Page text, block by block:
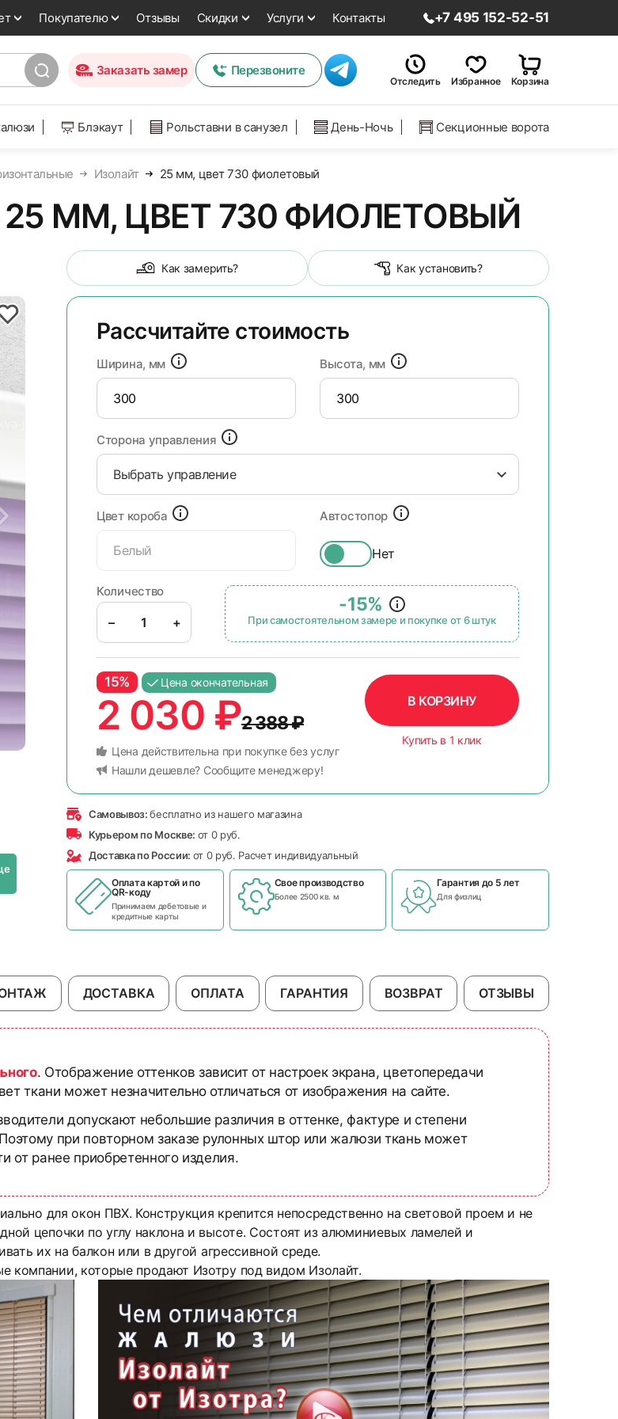
Покупателю Отзывы Скидки Услуги Контакты +7 495 152-52-51
Заказать замер Перезвоните
Отследить Избранное Корзина
Блэкаут Рольставни в санузел День-Ночь Секционные ворота
Изолайт 25 мм, цвет 730 фиолетовый
ММ, ЦВЕТ 730 ФИОЛЕТОВЫЙ
Как замерить? Как установить?
Рассчитайте стоимость
Ширина, мм Высота, мм
Сторона управления
Выбрать управление
Цвет короба
Белый
Автостопор
Нет
Количество
– +
-15%
При самостоятельном замере и покупке от 6 штук
15% Цена окончательная
2 030 ₽2 388₽
Цена действительна при покупке без услуг
Нашли дешевле? Сообщите менеджеру!
В КОРЗИНУ
Купить в 1 клик
Самовывоз:бесплатно из нашего магазина
Курьером по Москве: от 0 руб.
Доставка по России: от 0 руб. Расчет индивидуальный
Оплата картой и по
QR-коду
Принимаем дебетовые и
кредитные карты
Свое производство
Более 2500 кв. м
Гарантия до 5 лет
Для физлиц
ДОСТАВКА ОПЛАТА ГАРАНТИЯ ВОЗВРАТ ОТЗЫВЫ
. Отображение оттенков зависит от настроек экрана, цветопередачи
ткани может незначительно отличаться от изображения на сайте.
допускают небольшие различия в оттенке, фактуре и степени
при повторном заказе рулонных штор или жалюзи ткань может
от ранее приобретенного изделия.
для окон ПВХ. Конструкция крепится непосредственно на световой проем и не
цепочки по углу наклона и высоте. Состоят из алюминиевых ламелей и
их на балкон или в другой агрессивной среде.
компании, которые продают Изотру под видом Изолайт.